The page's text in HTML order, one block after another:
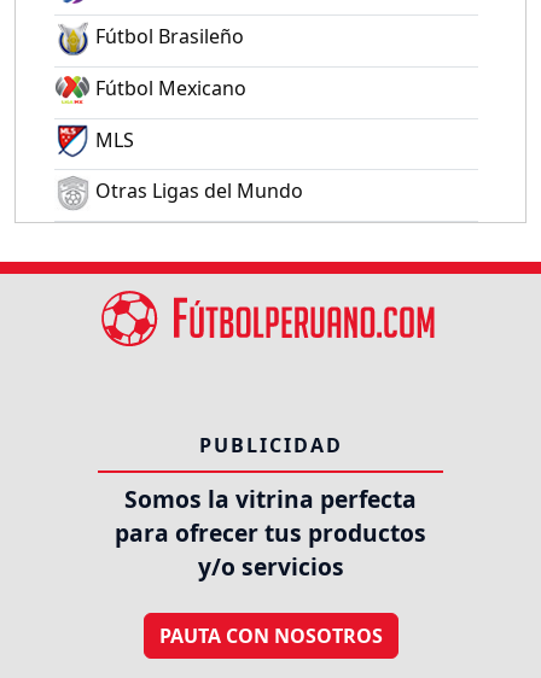
Fútbol Brasileño
Fútbol Mexicano
MLS
Otras Ligas del Mundo
PUBLICIDAD
Somos la vitrina perfecta
para ofrecer tus productos
y/o servicios
PAUTA CON NOSOTROS